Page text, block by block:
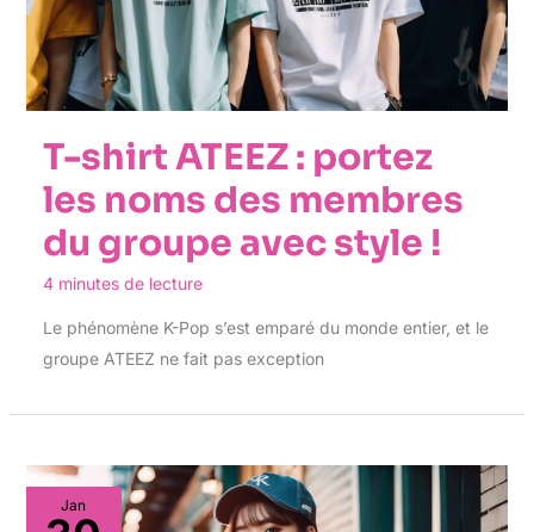
T-shirt ATEEZ : portez
les noms des membres
du groupe avec style !
4 minutes de lecture
Le phénomène K-Pop s’est emparé du monde entier, et le
groupe ATEEZ ne fait pas exception
Jan